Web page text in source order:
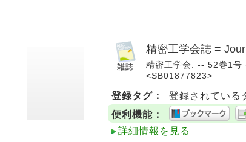
精密工学会誌 =
精密工学会. -- 52巻1
<SB01877823>
登録タグ：
登録されている
便利機能：
詳細情報を見る